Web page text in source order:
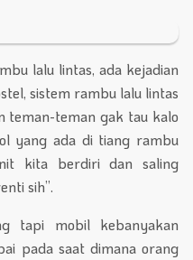
lalu lintas, ada kejadian
sistem rambu lalu lintas
teman-teman gak tau kalo
yang ada di tiang rambu
kita berdiri dan saling
sih”.
tapi mobil kebanyakan
pada saat dimana orang